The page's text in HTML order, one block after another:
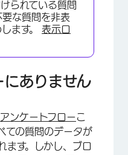
られている質問
な質問を非表
ます。 表示ロ
にありません
アンケートフローこ
ての質問のデータが
ます。しかし、ブロ